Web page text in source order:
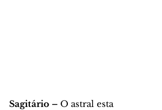
Sagitário – O astral esta